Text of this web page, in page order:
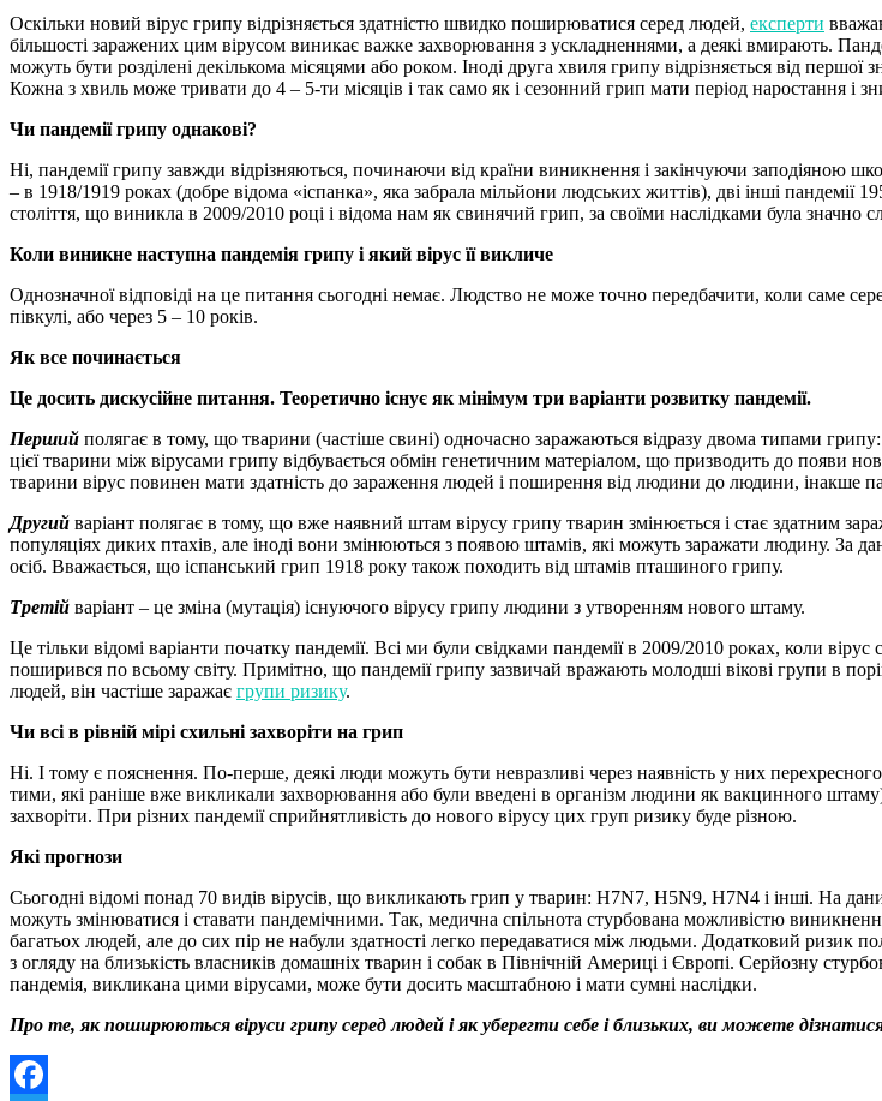
Оскільки новий вірус грипу відрізняється здатністю швидко поширюватися серед людей, експерти
більшості заражених цим вірусом виникає важке захворювання з ускладненнями, а деякі вмирають.
можуть бути розділені декількома місяцями або роком. Іноді друга хвиля грипу відрізняється від
Кожна з хвиль може тривати до 4 – 5-ти місяців і так само як і сезонний грип мати період наростання і
Чи пандемії грипу однакові?
Ні, пандемії грипу завжди відрізняються, починаючи від країни виникнення і закінчуючи
– в 1918/1919 роках (добре відома «іспанка», яка забрала мільйони людських життів), дві інші пандемії
століття, що виникла в 2009/2010 році і відома нам як свинячий грип, за своїми наслідками була значно
Коли виникне наступна пандемія грипу і який вірус її викличе
Однозначної відповіді на це питання сьогодні немає. Людство не може точно передбачити, коли саме
півкулі, або через 5 – 10 років.
Як все починається
Це досить дискусійне питання. Теоретично існує як мінімум три варіанти розвитку пандемії.
Перший полягає в тому, що тварини (частіше свині) одночасно заражаються відразу двома типами
цієї тварини між вірусами грипу відбувається обмін генетичним матеріалом, що призводить до появи
тварини вірус повинен мати здатність до зараження людей і поширення від людини до людини, інакше
Другий варіант полягає в тому, що вже наявний штам вірусу грипу тварин змінюється і стає здатним
популяціях диких птахів, але іноді вони змінюються з появою штамів, які можуть заражати людину.
осіб. Вважається, що іспанський грип 1918 року також походить від штамів пташиного грипу.
Третій варіант – це зміна (мутація) існуючого вірусу грипу людини з утворенням нового штаму.
Це тільки відомі варіанти початку пандемії. Всі ми були свідками пандемії в 2009/2010 роках, коли
поширився по всьому світу. Примітно, що пандемії грипу зазвичай вражають молодші вікові групи в
людей, він частіше заражає групи ризику.
Чи всі в рівній мірі схильні захворіти на грип
Ні. І тому є пояснення. По-перше, деякі люди можуть бути невразливі через наявність у них
тими, які раніше вже викликали захворювання або були введені в організм людини як вакцинного
захворіти. При різних пандемії сприйнятливість до нового вірусу цих груп ризику буде різною.
Які прогнози
Сьогодні відомі понад 70 видів вірусів, що викликають грип у тварин: H7N7, H5N9, H7N4 і інші. На
можуть змінюватися і ставати пандемічними. Так, медична спільнота стурбована можливістю
багатьох людей, але до сих пір не набули здатності легко передаватися між людьми. Додатковий
з огляду на близькість власників домашніх тварин і собак в Північній Америці і Європі. Серйозну
пандемія, викликана цими вірусами, може бути досить масштабною і мати сумні наслідки.
Про те, як поширюються віруси грипу серед людей і як уберегти себе і близьких, ви можете